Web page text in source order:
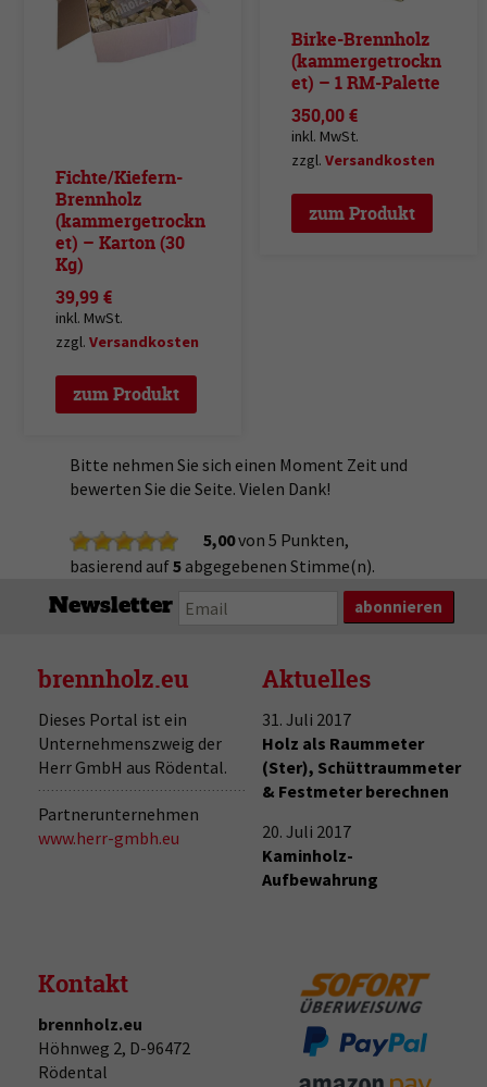
Fichte/Kiefern-
Brennholz
(kammergetrockn
et) – Karton (30
Kg)
39,99€
inkl. MwSt.
zzgl.Versandkosten
zum Produkt
Birke-Brennholz
(kammergetrockn
et) – 1 RM-Palette
350,00€
inkl. MwSt.
zzgl. Versandkosten
zum Produkt
Bitte nehmen Sie sich einen Moment Zeit und
bewerten Sie die Seite. Vielen Dank!
5,00von 5 Punkten,
basierend auf5 abgegebenen Stimme(n).
Newsletter
brennholz.eu
Dieses Portal ist ein
Unternehmenszweig der
Herr GmbH aus Rödental.
Partnerunternehmen
www.herr-gmbh.eu
Aktuelles
31. Juli 2017
Holz als Raummeter
(Ster), Schüttraummeter
& Festmeter berechnen
20. Juli 2017
Kaminholz-
Aufbewahrung
Kontakt
brennholz.eu
Höhnweg 2, D-96472
Rödental